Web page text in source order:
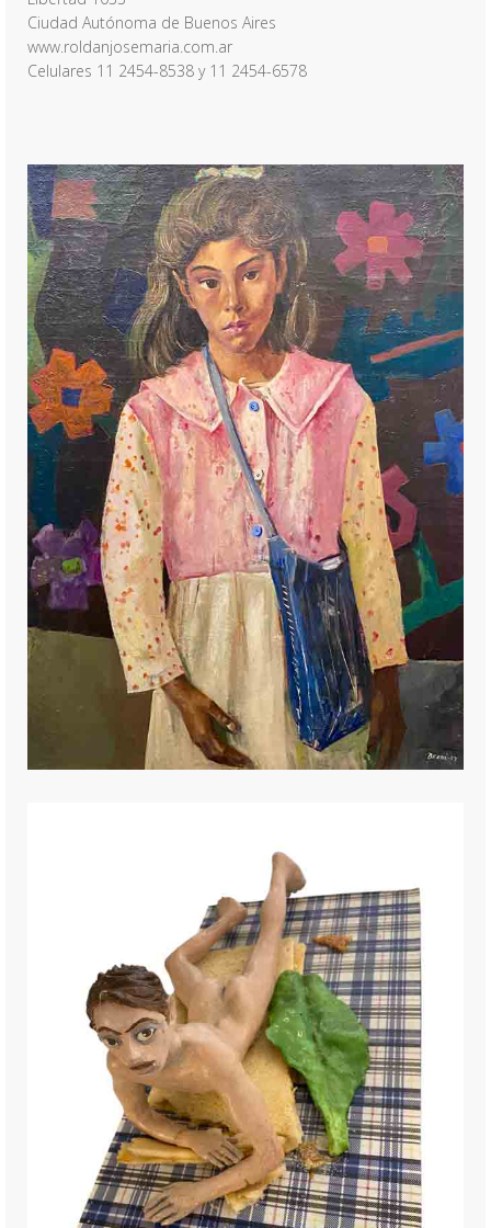
Ciudad Autónoma de Buenos Aires
www.roldanjosemaria.com.ar
Celulares 11 2454-8538 y 11 2454-6578